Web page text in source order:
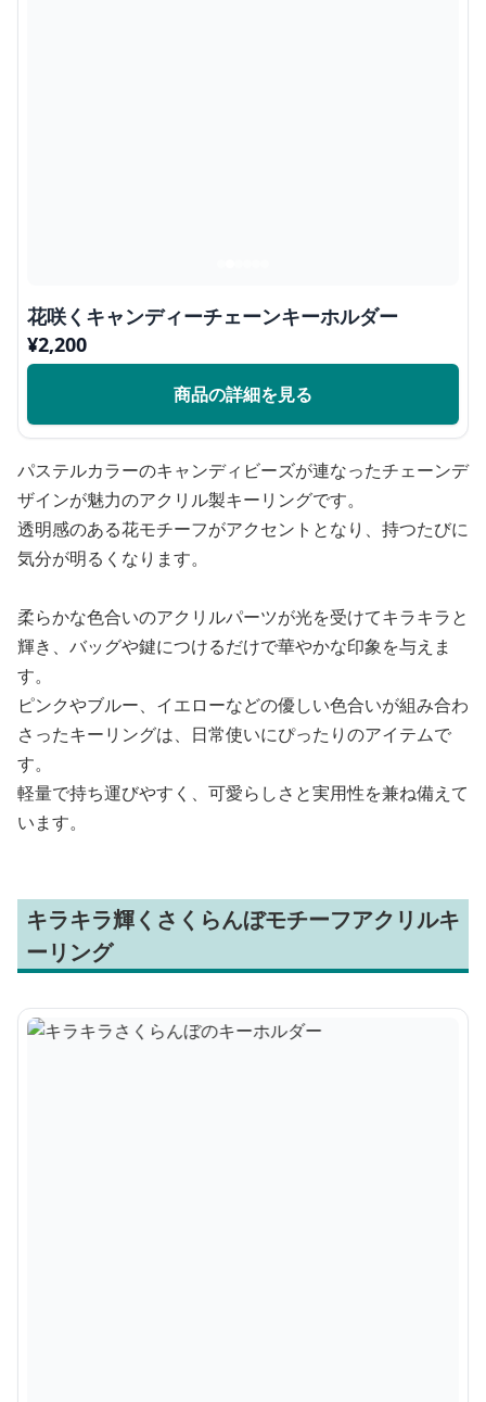
花咲くキャンディーチェーンキーホルダー
¥2,200
商品の詳細を見る
パステルカラーのキャンディビーズが連なったチェーンデ
ザインが魅力のアクリル製キーリングです。
透明感のある花モチーフがアクセントとなり、持つたびに
気分が明るくなります。
柔らかな色合いのアクリルパーツが光を受けてキラキラと
輝き、バッグや鍵につけるだけで華やかな印象を与えま
す。
ピンクやブルー、イエローなどの優しい色合いが組み合わ
さったキーリングは、日常使いにぴったりのアイテムで
す。
軽量で持ち運びやすく、可愛らしさと実用性を兼ね備えて
います。
キラキラ輝くさくらんぼモチーフアクリルキ
ーリング